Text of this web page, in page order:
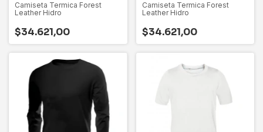
Camiseta Termica Forest
Leather Hidro
$34.621,00
Camiseta Termica Forest
Leather Hidro
$34.621,00